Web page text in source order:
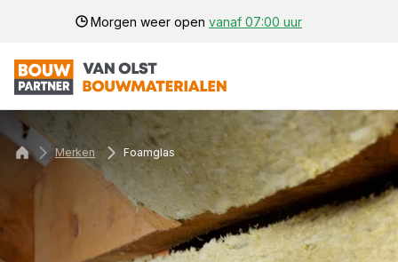
Morgen weer open vanaf 07:00 uur
Merken Foamglas